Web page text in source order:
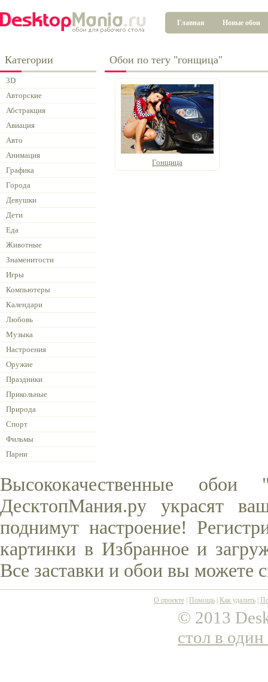
Главная Новые обои
Категории
3D
Авторские
Абстракция
Авиация
Авто
Анимация
Графика
Города
Девушки
Дети
Еда
Животные
Знаменитости
Игры
Компьютеры
Календари
Любовь
Музыка
Настроения
Оружие
Праздники
Прикольные
Природа
Спорт
Фильмы
Парни
Обои по тегу "гонщица"
Гонщица
Высококачественные
ДесктопМания.ру украсят
поднимут настроение!
картинки в Избранное и
Все заставки и обои вы можете
О проекте Помощь Как удалить
© 2013
стол в